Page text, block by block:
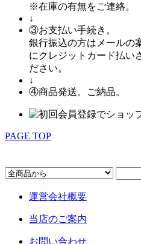
※在庫の有無をご連絡。
↓
③お支払い手続き。
銀行振込の方はメールの
にクレジットカード払い
ださい。
↓
④商品発送。ご納品。
PAGE TOP
運営会社概要
当店のご案内
お問い合わせ